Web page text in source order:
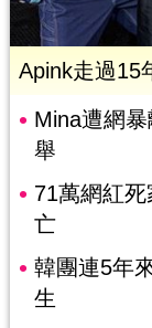
Apink走過15
Mina遭網
舉
71萬網紅
亡
韓團連5年
生